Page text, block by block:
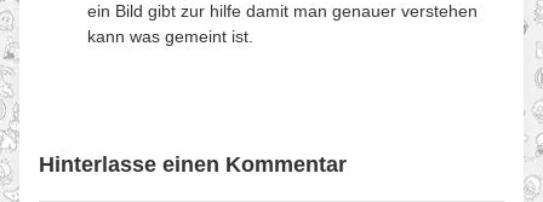
ein Bild gibt zur hilfe damit man genauer verstehen
kann was gemeint ist.
Hinterlasse einen Kommentar